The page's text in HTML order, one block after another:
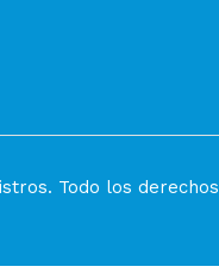
Todo los derechos